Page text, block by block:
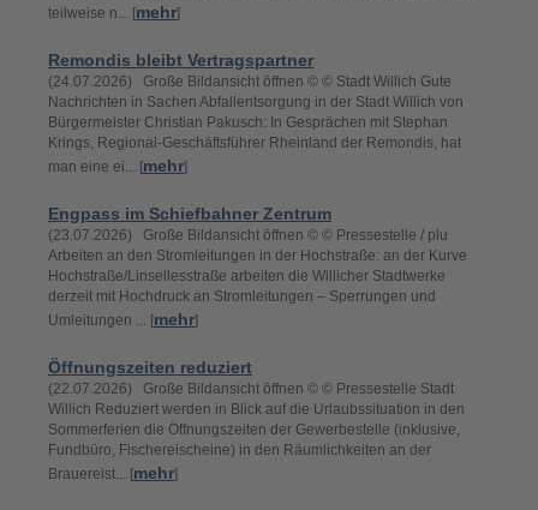
teilweise n... [mehr]
Remondis bleibt Vertragspartner
(24.07.2026) Große Bildansicht öffnen © © Stadt Willich Gute
Nachrichten in Sachen Abfallentsorgung in der Stadt Willich von
Bürgermeister Christian Pakusch: In Gesprächen mit Stephan
Krings, Regional-Geschäftsführer Rheinland der Remondis, hat
man eine ei... [mehr]
Engpass im Schiefbahner Zentrum
(23.07.2026) Große Bildansicht öffnen © © Pressestelle / plu
Arbeiten an den Stromleitungen in der Hochstraße: an der Kurve
Hochstraße/Linsellesstraße arbeiten die Willicher Stadtwerke
derzeit mit Hochdruck an Stromleitungen – Sperrungen und
Umleitungen ... [mehr]
Öffnungszeiten reduziert
(22.07.2026) Große Bildansicht öffnen © © Pressestelle Stadt
Willich Reduziert werden in Blick auf die Urlaubssituation in den
Sommerferien die Öffnungszeiten der Gewerbestelle (inklusive,
Fundbüro, Fischereischeine) in den Räumlichkeiten an der
Brauereist... [mehr]